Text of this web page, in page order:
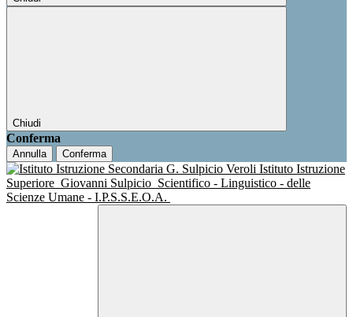
Chiudi
Conferma
Annulla Conferma
Istituto Istruzione
Superiore Giovanni Sulpicio Scientifico - Linguistico - delle
Scienze Umane - I.P.S.S.E.O.A.